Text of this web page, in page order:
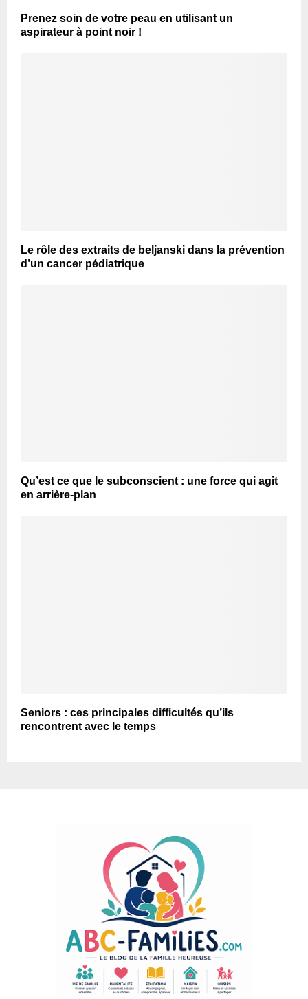
Prenez soin de votre peau en utilisant un
aspirateur à point noir !
Le rôle des extraits de beljanski dans la prévention
d’un cancer pédiatrique
Qu’est ce que le subconscient : une force qui agit
en arrière-plan
Seniors : ces principales difficultés qu’ils
rencontrent avec le temps